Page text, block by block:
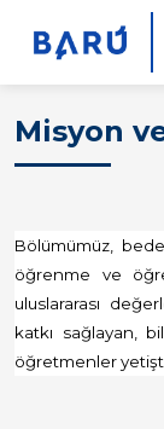
Misyon
Bölümümüz,
öğrenme ve
uluslararası
katkı sağlayan,
öğretmenler